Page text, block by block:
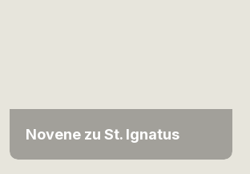
Novene zu St. Ignatus